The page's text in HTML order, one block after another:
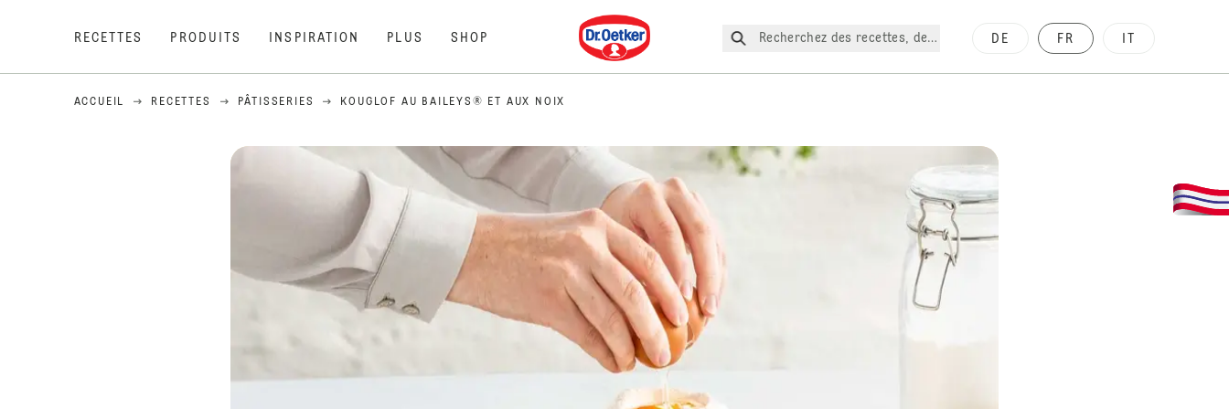
RECETTES PRODUITS INSPIRATION PLUS SHOP
Dr. Oetker
Recherchez des recettes, des produits, etc.
DE FR
ACCUEIL RECETTES PÂTISSERIES KOUGLOF AU BAILEYS® ET AUX NOIX